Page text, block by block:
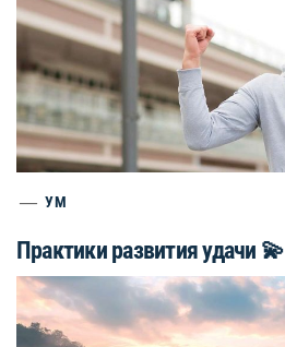
УМ
Практики развития удачи 💫